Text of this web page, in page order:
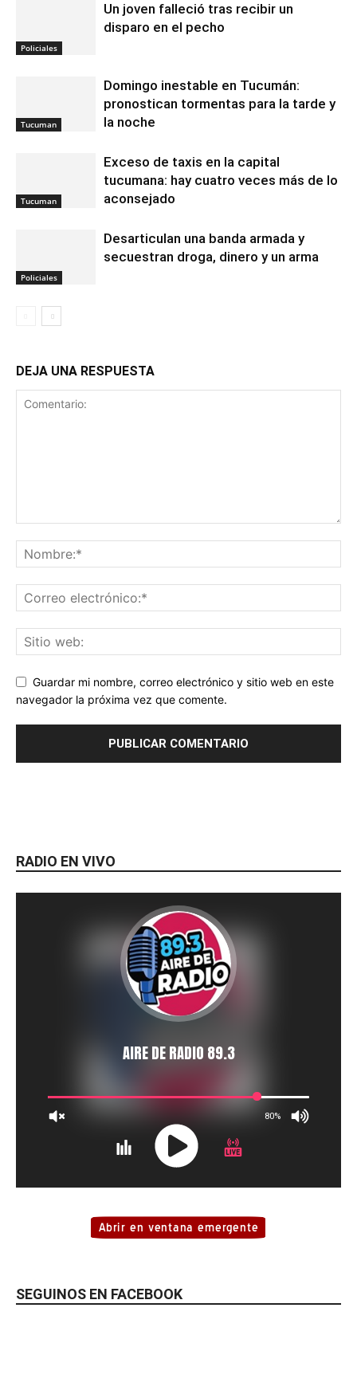
Policiales
Un joven falleció tras recibir un
disparo en el pecho
Tucuman
Domingo inestable en Tucumán:
pronostican tormentas para la tarde y
la noche
Tucuman
Exceso de taxis en la capital
tucumana: hay cuatro veces más de lo
aconsejado
Policiales
Desarticulan una banda armada y
secuestran droga, dinero y un arma
DEJA UNA RESPUESTA
Guardar mi nombre, correo electrónico y sitio web en este
navegador la próxima vez que comente.
RADIO EN VIVO
SEGUINOS EN FACEBOOK